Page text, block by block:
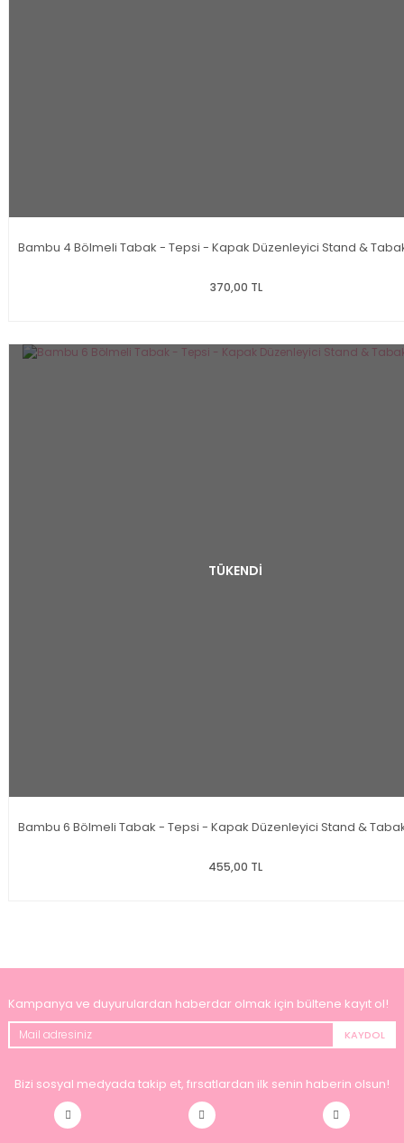
Bambu 4 Bölmeli Tabak - Tepsi - Kapak Düzenleyici Stand &
370,00 TL
TÜKENDİ
Bambu 6 Bölmeli Tabak - Tepsi - Kapak Düzenleyici Stand &
455,00 TL
Kampanya ve duyurulardan haberdar olmak için bültene kayıt ol!
KAYDOL
Bizi sosyal medyada takip et, fırsatlardan ilk senin haberin olsun!